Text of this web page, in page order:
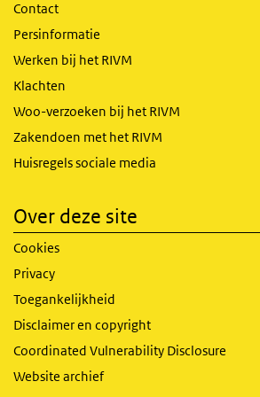
Contact
Persinformatie
Werken bij het RIVM
Klachten
Woo-verzoeken bij het RIVM
Zakendoen met het RIVM
Huisregels sociale media
Over deze site
Cookies
Privacy
Toegankelijkheid
Disclaimer en copyright
Coordinated Vulnerability Disclosure
Website archief